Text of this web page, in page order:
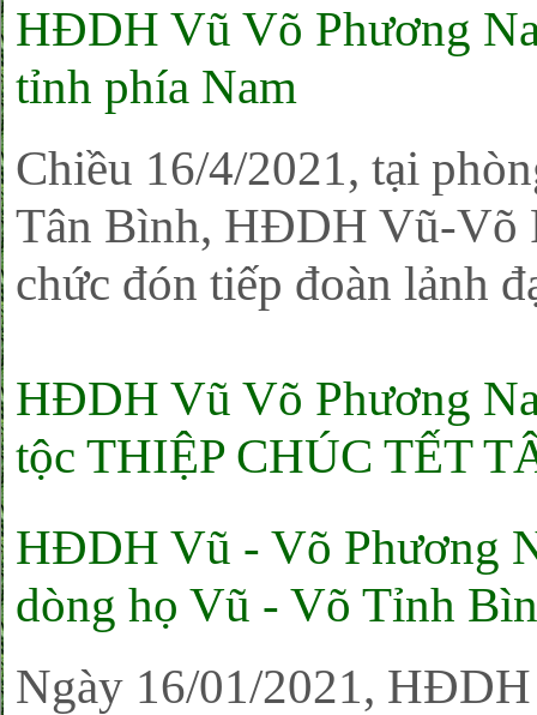
HĐDH Vũ Võ Phương
tỉnh phía Nam
Chiều 16/4/2021, tại
Tân Bình, HĐDH Vũ-Võ
chức đón tiếp đoàn lảnh
HĐDH Vũ Võ Phương
tộc THIỆP CHÚC TẾT
HĐDH Vũ - Võ Phương
dòng họ Vũ - Võ Tỉnh
Ngày 16/01/2021,